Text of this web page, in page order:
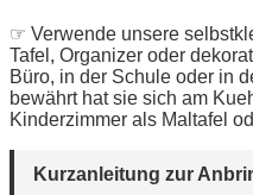
☞ Verwende unsere
Tafel, Organizer oder
Büro, in der Schule oder in
bewährt hat sie sich am
Kinderzimmer als Maltafel
Kurzanleitung zur